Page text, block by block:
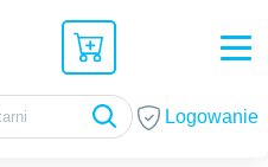
Logowanie